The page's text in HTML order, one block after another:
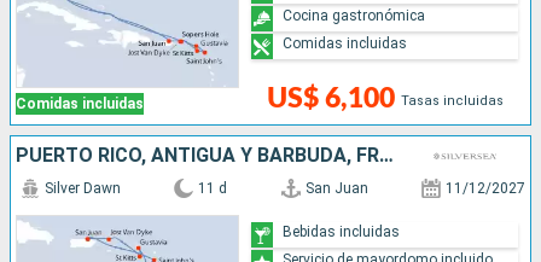
Comidas incluidas US$ 6,100 Tasas incluidas
Cocina gastronómica
Comidas incluidas
PUERTO RICO, ANTIGUA Y BARBUDA, FRANCIA, GRENADA, SAN VINCENT Y LAS GRANADINAS, SANTA LUCIA
Silver Dawn 11 d San Juan 11/12/2027
Bebidas incluidas